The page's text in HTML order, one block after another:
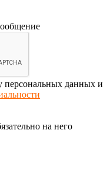
персональных данных и
на него